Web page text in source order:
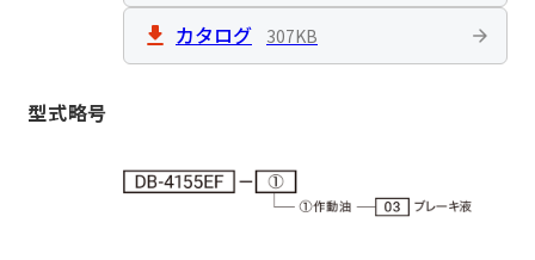
油圧ユニット
フートペダルユニット
ハンドレバーユニット
カタログ 307KB
型式略号